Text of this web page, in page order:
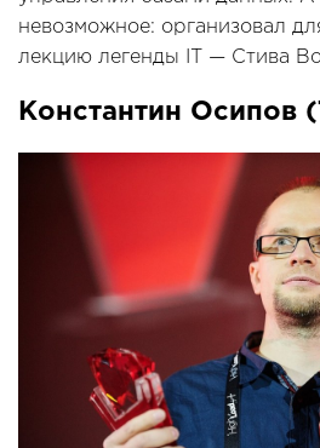
невозможное: организовал
лекцию легенды IT — Стива
Константин Осипов